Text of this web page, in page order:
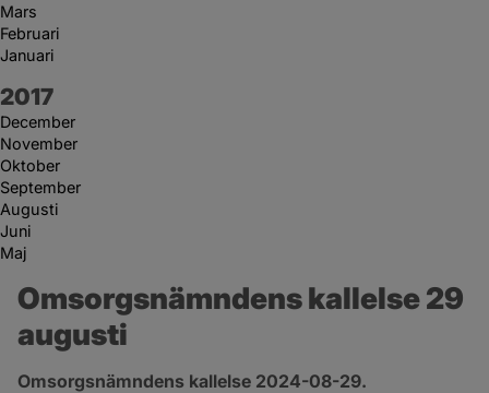
Mars
Februari
Januari
År:
2017
December
November
Oktober
September
Augusti
Juni
Maj
Omsorgsnämndens kallelse 29
augusti
Omsorgsnämndens kallelse 2024-08-29.